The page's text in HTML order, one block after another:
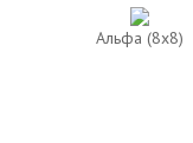
Альфа (8х8)